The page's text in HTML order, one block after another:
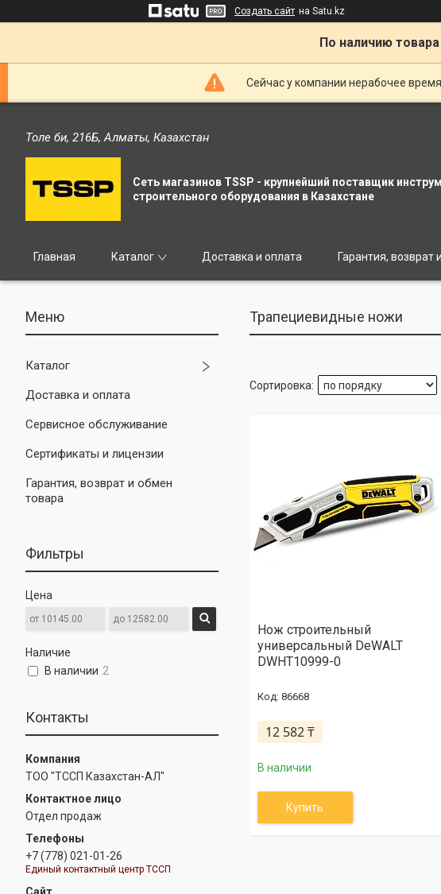
Создать сайт на Satu.kz
По наличию
Сейчас у компании нерабочее
Толе би, 216Б, Алматы, Казахстан
Сеть магазинов TSSP - крупнейший поставщик
строительного оборудования в Казахстане
Главная Каталог Доставка и оплата Гарантия, возврат
Каталог
Доставка и оплата
Сервисное обслуживание
Сертификаты и лицензии
Гарантия, возврат и обмен
товара
Фильтры
Цена
Наличие
В наличии 2
Контакты
ТОО "ТССП Казахстан-АЛ"
Отдел продаж
+7 (778) 021-01-26
Единый контактный центр ТССП
Трапециевидные ножи
Нож строительный
универсальный DeWALT
DWHT10999-0
86668
12 582 ₸
В наличии
Купить